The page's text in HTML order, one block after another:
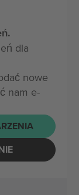
dla
nowe
nam e-